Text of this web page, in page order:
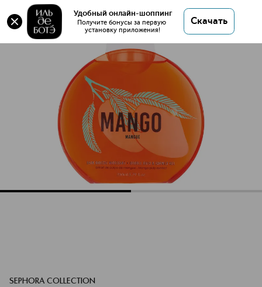
Удобный онлайн-шоппинг
Получите бонусы за первую
установку приложения!
Скачать
Гель-пена для ванны и душа
Гель-пена для ванны и душа
SEPHORA COLLECTION